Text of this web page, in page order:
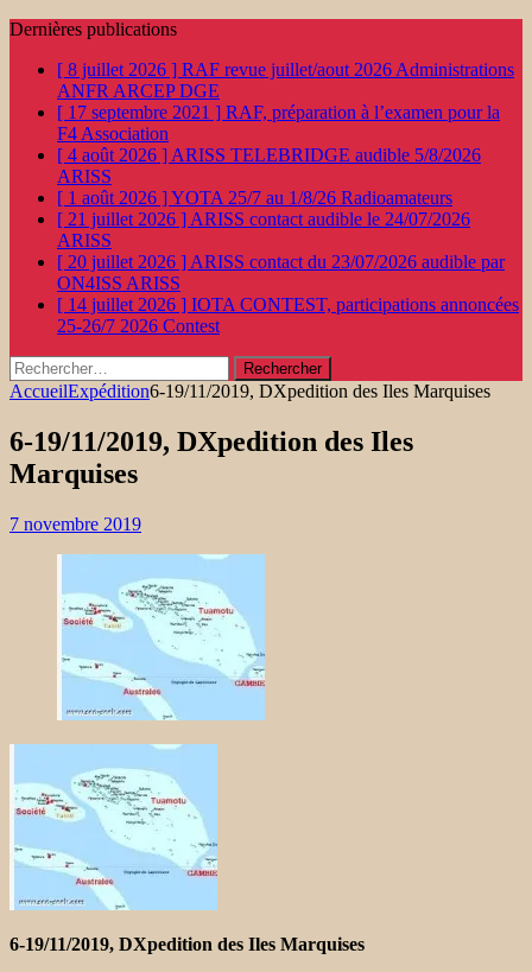
Dernières publications
[ 8 juillet 2026 ] RAF revue juillet/aout 2026 Administrations
ANFR ARCEP DGE
[ 17 septembre 2021 ] RAF, préparation à l’examen pour la
F4 Association
[ 4 août 2026 ] ARISS TELEBRIDGE audible 5/8/2026
ARISS
[ 1 août 2026 ]YOTA 25/7 au 1/8/26 Radioamateurs
[ 21 juillet 2026 ] ARISS contact audible le 24/07/2026
ARISS
[ 20 juillet 2026 ] ARISS contact du 23/07/2026 audible par
ON4ISS ARISS
[ 14 juillet 2026 ] IOTA CONTEST, participations annoncées
25-26/7 2026 Contest
Rechercher :
AccueilExpédition6-19/11/2019, DXpedition des Iles Marquises
6-19/11/2019, DXpedition des Iles
Marquises
7 novembre 2019
6-19/11/2019, DXpedition des Iles Marquises